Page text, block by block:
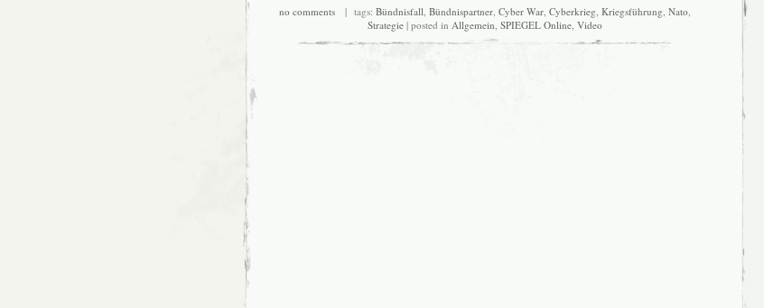
no comments | tags: Bündnisfall Bündnispartner Cyber War Cyberkrieg Kriegsführung Nato
Strategie | posted in Allgemein SPIEGEL Online Video